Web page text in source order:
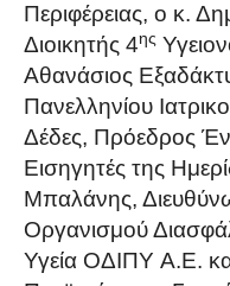
Περιφέρειας, ο κ.
Διοικητής 4ης
Αθανάσιος
Πανελληνίου
Δέδες, Πρόεδρος
Εισηγητές της
Μπαλάνης,
Οργανισμού
Υγεία ΟΔΙΠΥ A.E.